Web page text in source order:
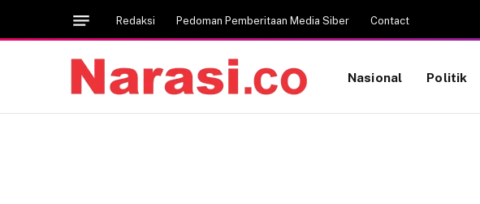
Redaksi Pedoman Pemberitaan Media Siber Contact
Nasional Politik